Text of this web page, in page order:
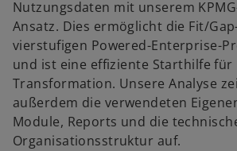
Nutzungsdaten mit unserem
Ansatz. Dies ermöglicht die Fit/
vierstufigen Powered-Enterprise-
und ist eine effiziente Starthilfe für
Transformation. Unsere Analyse
außerdem die verwendeten
Module, Reports und die
Organisationsstruktur auf.
w
ir
d
i
n
e